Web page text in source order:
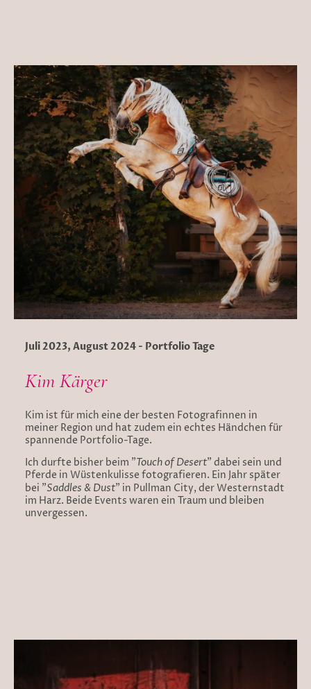
Juli 2023, August 2024 - Portfolio Tage
Kim Kärger
Kim ist für mich eine der besten Fotografinnen in
meiner Region und hat zudem ein echtes Händchen für
spannende Portfolio-Tage.
Ich durfte bisher beim "Touch of Desert" dabei sein und
Pferde in Wüstenkulisse fotografieren. Ein Jahr später
bei "Saddles & Dust" in Pullman City, der Westernstadt
im Harz. Beide Events waren ein Traum und bleiben
unvergessen.